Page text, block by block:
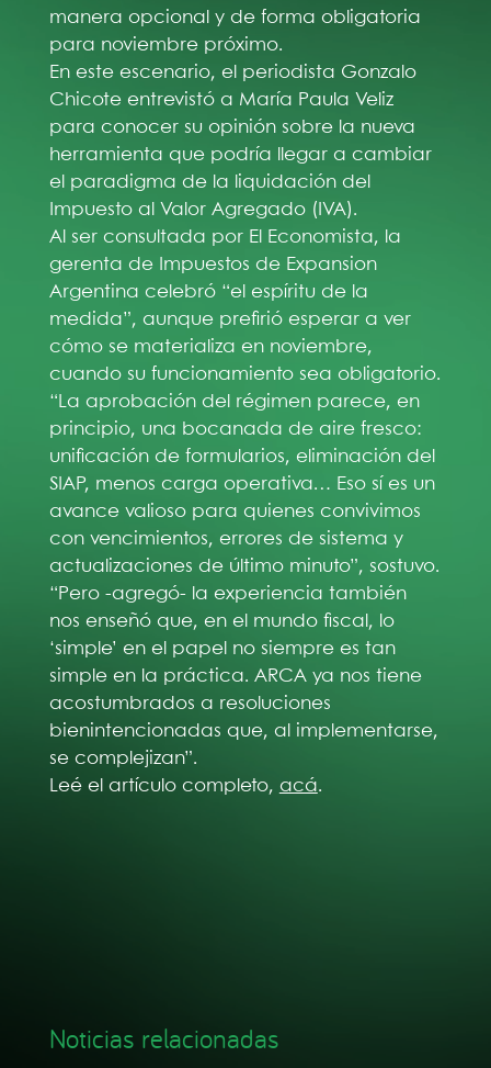
manera opcional y de forma obligatoria
para noviembre próximo.
En este escenario, el periodista Gonzalo
Chicote entrevistó a María Paula Veliz
para conocer su opinión sobre la nueva
herramienta que podría llegar a cambiar
el paradigma de la liquidación del
Impuesto al Valor Agregado (IVA).
Al ser consultada por El Economista, la
gerenta de Impuestos de Expansion
Argentina celebró “el espíritu de la
medida”, aunque prefirió esperar a ver
cómo se materializa en noviembre,
cuando su funcionamiento sea obligatorio.
“La aprobación del régimen parece, en
principio, una bocanada de aire fresco:
unificación de formularios, eliminación del
SIAP, menos carga operativa… Eso sí es un
avance valioso para quienes convivimos
con vencimientos, errores de sistema y
actualizaciones de último minuto”, sostuvo.
“Pero -agregó- la experiencia también
nos enseñó que, en el mundo fiscal, lo
‘simple’ en el papel no siempre es tan
simple en la práctica. ARCA ya nos tiene
acostumbrados a resoluciones
bienintencionadas que, al implementarse,
se complejizan”.
Leé el artículo completo, acá.
Noticias relacionadas